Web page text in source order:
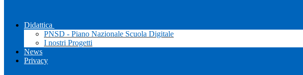
Didattica
PNSD - Piano Nazionale Scuola Digitale
I nostri Progetti
News
Privacy